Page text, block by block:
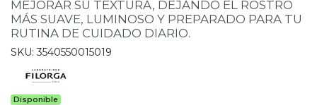
MEJORAR SU TEXTURA, DEJANDO EL ROSTRO
MÁS SUAVE, LUMINOSO Y PREPARADO PARA TU
RUTINA DE CUIDADO DIARIO.
SKU: 3540550015019
Disponible